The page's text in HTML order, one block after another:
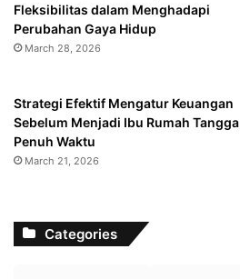
Fleksibilitas dalam Menghadapi
Perubahan Gaya Hidup
March 28, 2026
Strategi Efektif Mengatur Keuangan
Sebelum Menjadi Ibu Rumah Tangga
Penuh Waktu
March 21, 2026
Categories